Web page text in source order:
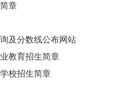
章
及分数线公布网站
教育招生简章
校招生简章